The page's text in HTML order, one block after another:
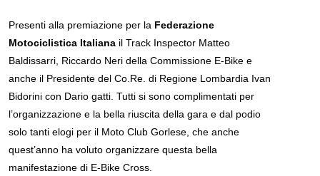
Presenti alla premiazione per la Federazione
Motociclistica Italiana il Track Inspector Matteo
Baldissarri, Riccardo Neri della Commissione E-Bike e
anche il Presidente del Co.Re. di Regione Lombardia Ivan
Bidorini con Dario gatti. Tutti si sono complimentati per
l’organizzazione e la bella riuscita della gara e dal podio
solo tanti elogi per il Moto Club Gorlese, che anche
quest’anno ha voluto organizzare questa bella
manifestazione di E-Bike Cross.